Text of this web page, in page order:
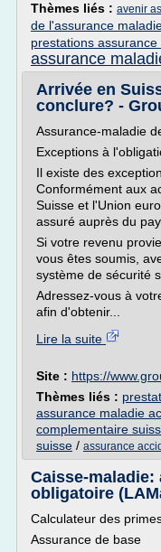
Thèmes liés : avenir
de l'assurance
prestations
assurance
Arrivée en
conclure? -
Assurance-maladie
Exceptions à
Il existe des
Conformément aux
Suisse et l'Union
assuré auprès du
Si votre revenu
vous êtes soumis,
système de sécurité
Adressez-vous à
afin d'obtenir...
Lire la suite
Site : https://
Thèmes liés :
assurance maladie
complementaire
suisse / assurance
Caisse-maladie:
obligatoire
Calculateur des
Assurance de base